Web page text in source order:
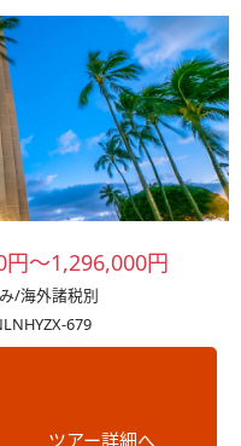
円～1,296,000円
/海外諸税別
679
ツアー詳細へ